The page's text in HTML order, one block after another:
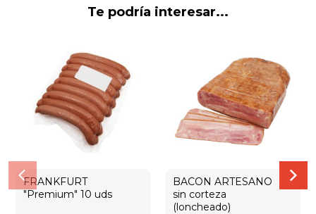
Te podría interesar...
FRANKFURT
"Premium" 10 uds
BACON ARTESANO
sin corteza
(loncheado)